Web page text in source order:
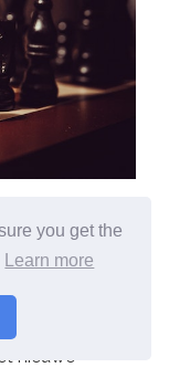
you get the
Learn more
(1969-1972).
nieuwe